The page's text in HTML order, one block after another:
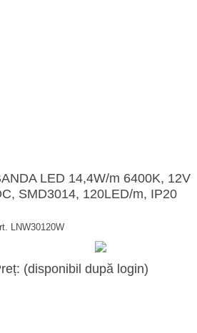
LED 14,4W/m 6400K, 12V
SMD3014, 120LED/m, IP20
LNW30120W
(disponibil după login)